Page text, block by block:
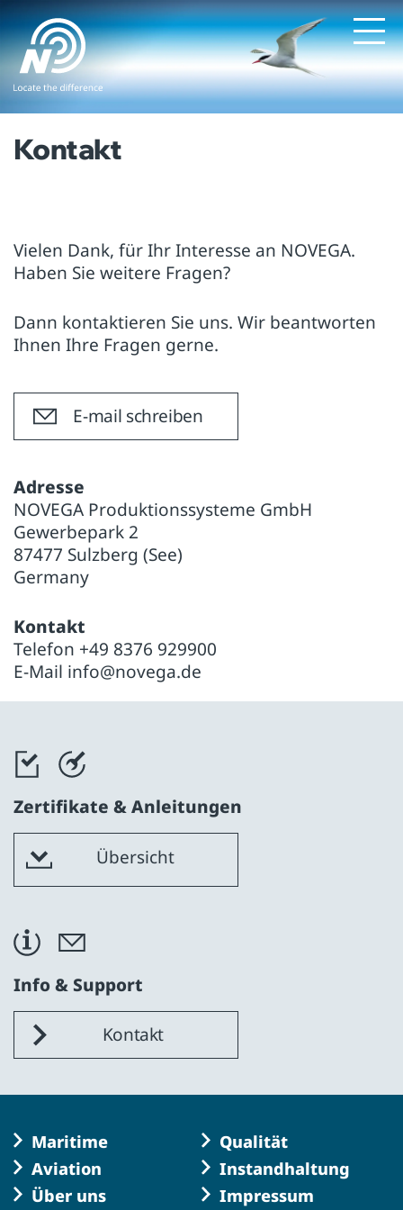
Kontakt
Vielen Dank, für Ihr Interesse an NOVEGA.
Haben Sie weitere Fragen?
Dann kontaktieren Sie uns. Wir beantworten
Ihnen Ihre Fragen gerne.
E-mail schreiben
Adresse
NOVEGA Produktionssysteme GmbH
Gewerbepark 2
87477 Sulzberg (See)
Germany
Kontakt
Telefon +49 8376 929900
E-Mail info@novega.de
Zertifikate & Anleitungen
Übersicht
Info & Support
Kontakt
Navigation
überspringen
Maritime
Aviation
Navigation
überspringen
Qualität
Instandhaltung
Navigation
Über uns
Navigation
Impressum